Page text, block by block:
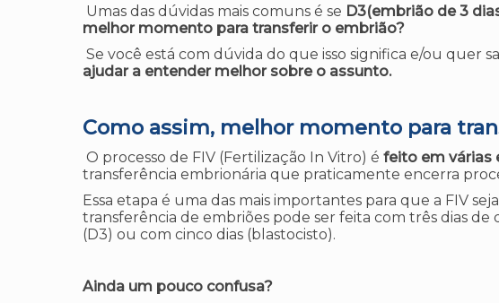
Umas das dúvidas mais comuns é se D3(embrião de 3
melhor momento para transferir o embrião?
Se você está com dúvida do que isso significa e/ou quer
ajudar a entender melhor sobre o assunto.
Como assim, melhor momento para
O processo de FIV (Fertilização In Vitro) é feito em várias
transferência embrionária que praticamente encerra
Essa etapa é uma das mais importantes para que a FIV
transferência de embriões pode ser feita com três dias
(D3) ou com cinco dias (blastocisto).
Ainda um pouco confusa?